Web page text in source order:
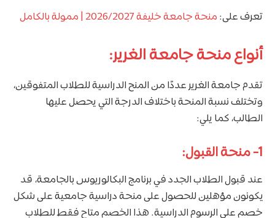
تعرف على: منحة جامعة خليفة 2026/2027 | ممولة بالكامل
أنواع منحة جامعة الغرير:
تقدم جامعة الغرير عددًا من المنح الدراسية للطلاب المتفوقين،
وتختلف نسبة المنحة باختلاف الدرجة التي يحصل عليها
الطالب، كما يلي:
1- منحة القبول:
عند قبول الطلاب الجدد في برنامج البكالوريوس بالجامعة، قد
يكونون مؤهلين للحصول على منحة دراسية جامعية على شكل
خصم على الرسوم الدراسية. هذا الخصم متاح فقط للطلاب